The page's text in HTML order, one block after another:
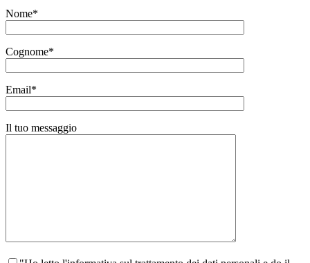
Nome*
Cognome*
Email*
Il tuo messaggio